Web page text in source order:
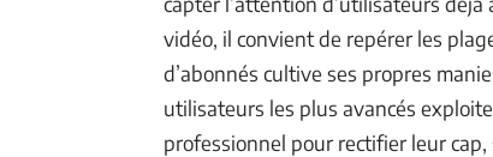
vidéo, il convient de repérer les
d’abonnés cultive ses propres
utilisateurs les plus avancés
professionnel pour rectifier leur cap,